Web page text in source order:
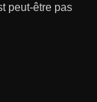
peut-être pas